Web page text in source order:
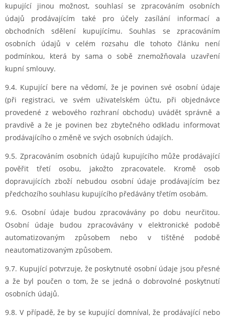
kupující jinou možnost, souhlasí se zpracováním osobních
údajů prodávajícím také pro účely zasílání informací a
obchodních sdělení kupujícímu. Souhlas se zpracováním
osobních údajů v celém rozsahu dle tohoto článku není
podmínkou, která by sama o sobě znemožňovala uzavření
kupní smlouvy.
9.4. Kupující bere na vědomí, že je povinen své osobní údaje
(při registraci, ve svém uživatelském účtu, při objednávce
provedené z webového rozhraní obchodu) uvádět správně a
pravdivě a že je povinen bez zbytečného odkladu informovat
prodávajícího o změně ve svých osobních údajích.
9.5. Zpracováním osobních údajů kupujícího může prodávající
pověřit třetí osobu, jakožto zpracovatele. Kromě osob
dopravujících zboží nebudou osobní údaje prodávajícím bez
předchozího souhlasu kupujícího předávány třetím osobám.
9.6. Osobní údaje budou zpracovávány po dobu neurčitou.
Osobní údaje budou zpracovávány v elektronické podobě
automatizovaným způsobem nebo v tištěné podobě
neautomatizovaným způsobem.
9.7. Kupující potvrzuje, že poskytnuté osobní údaje jsou přesné
a že byl poučen o tom, že se jedná o dobrovolné poskytnutí
osobních údajů.
9.8. V případě, že by se kupující domníval, že prodávající nebo